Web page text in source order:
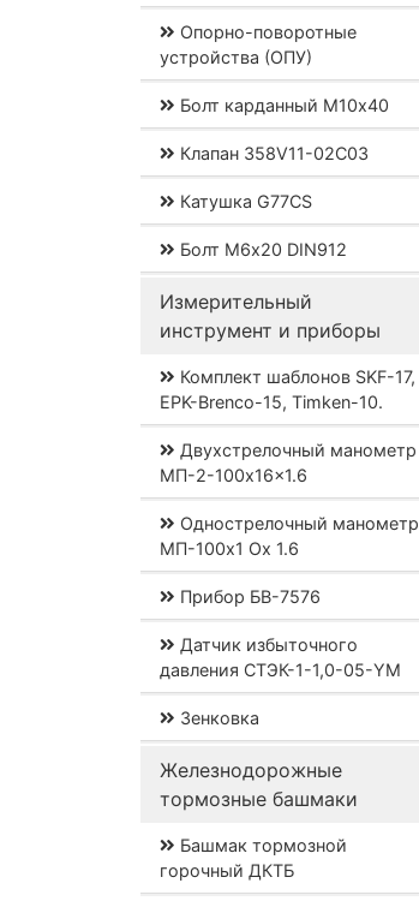
Опорно-поворотные
устройства (ОПУ)
Болт карданный М10х40
Клапан 358V11-02C03
Катушка G77CS
Болт М6х20 DIN912
Измерительный
инструмент и приборы
Комплект шаблонов SKF-17,
EPK-Brenco-15, Timken-10.
Двухстрелочный манометр
МП-2-100x16x1.6
Однострелочный манометр
МП-100x1 Ох 1.6
Прибор БВ-7576
Датчик избыточного
давления СТЭК-1-1,0-05-YM
Зенковка
Железнодорожные
тормозные башмаки
Башмак тормозной
горочный ДКТБ